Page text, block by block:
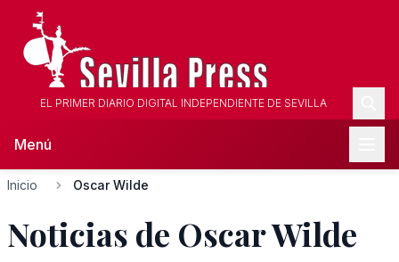
EL PRIMER DIARIO DIGITAL INDEPENDIENTE DE SEVILLA
Menú
Inicio Oscar Wilde
Noticias de Oscar Wilde